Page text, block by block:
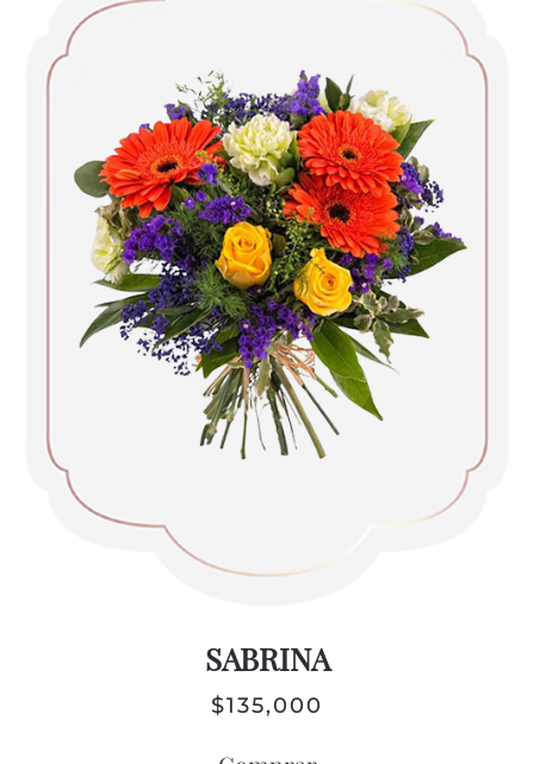
SABRINA
$135,000